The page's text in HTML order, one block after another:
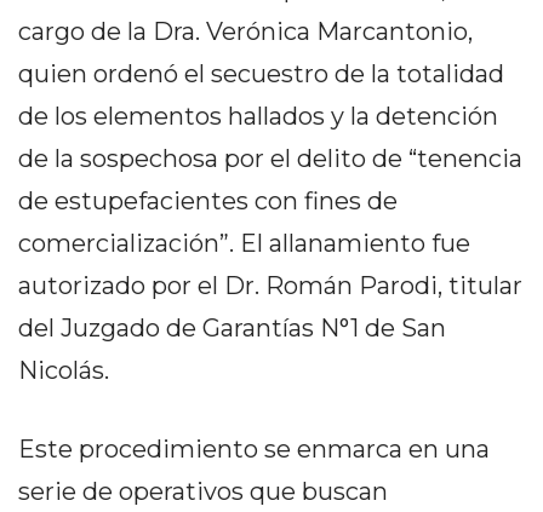
NORTE
HOY
HORA
PERGAMINO
NOTICIAS
ROJAS
DE
ARRECIFES
SALTO
ZÁRATE
cargo de la Dra. Verónica Marcantonio,
quien ordenó el secuestro de la totalidad
de los elementos hallados y la detención
de la sospechosa por el delito de “tenencia
de estupefacientes con fines de
comercialización”. El allanamiento fue
autorizado por el Dr. Román Parodi, titular
del Juzgado de Garantías N°1 de San
Nicolás.
Este procedimiento se enmarca en una
serie de operativos que buscan